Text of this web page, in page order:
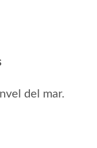
del mar.